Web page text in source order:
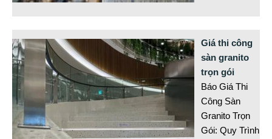
Giá thi công
sàn granito
trọn gói
Báo Giá Thi
Công Sàn
Granito Trọn
Gói: Quy Trình